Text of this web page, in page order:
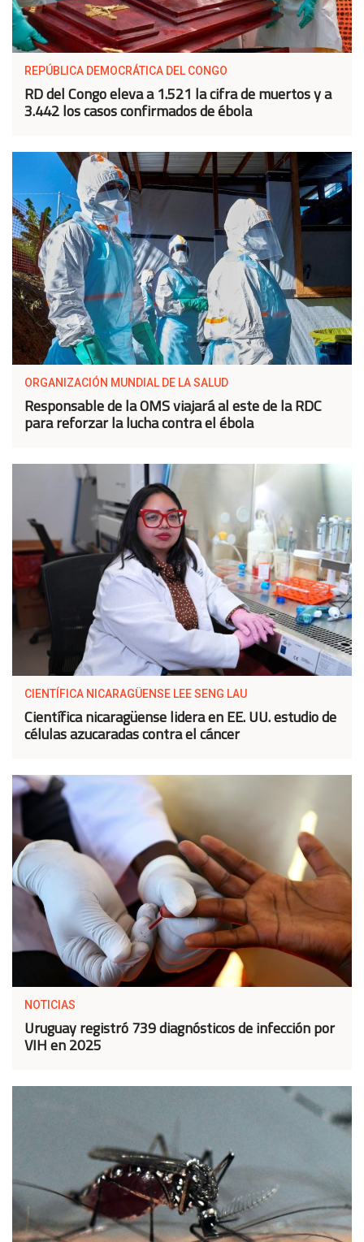
REPÚBLICA DEMOCRÁTICA DEL CONGO
RD del Congo eleva a 1.521 la cifra de muertos y a
3.442 los casos confirmados de ébola
ORGANIZACIÓN MUNDIAL DE LA SALUD
Responsable de la OMS viajará al este de la RDC
para reforzar la lucha contra el ébola
CIENTÍFICA NICARAGÜENSE LEE SENG LAU
Científica nicaragüense lidera en EE. UU. estudio de
células azucaradas contra el cáncer
NOTICIAS
Uruguay registró 739 diagnósticos de infección por
VIH en 2025